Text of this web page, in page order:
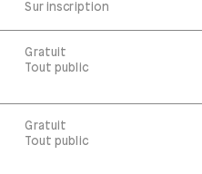
Sur inscription
Gratuit
Tout public
Gratuit
Tout public